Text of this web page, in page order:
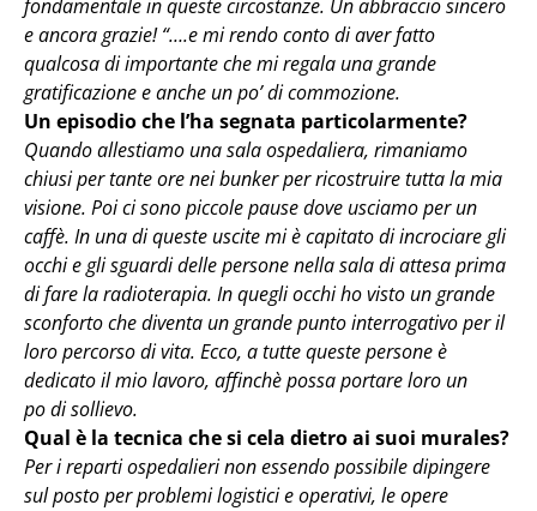
fondamentale in queste circostanze. Un abbraccio sincero
e ancora grazie! “….e mi rendo conto di aver fatto
qualcosa di importante che mi regala una grande
gratificazione e anche un po’ di commozione.
Un episodio che l’ha segnata particolarmente?
Quando allestiamo una sala ospedaliera, rimaniamo
chiusi per tante ore nei bunker per ricostruire tutta la mia
visione. Poi ci sono piccole pause dove usciamo per un
caffè. In una di queste uscite mi è capitato di incrociare gli
occhi e gli sguardi delle persone nella sala di attesa prima
di fare la radioterapia. In quegli occhi ho visto un grande
sconforto che diventa un grande punto interrogativo per il
loro percorso di vita. Ecco, a tutte queste persone è
dedicato il mio lavoro, affinchè possa portare loro un
po di sollievo.
Qual è la tecnica che si cela dietro ai suoi murales?
Per i reparti ospedalieri non essendo possibile dipingere
sul posto per problemi logistici e operativi, le opere